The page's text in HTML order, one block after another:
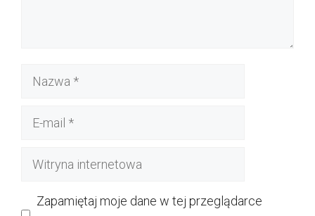
Nazwa
Witryna
Zapamiętaj moje dane w tej przeglądarce